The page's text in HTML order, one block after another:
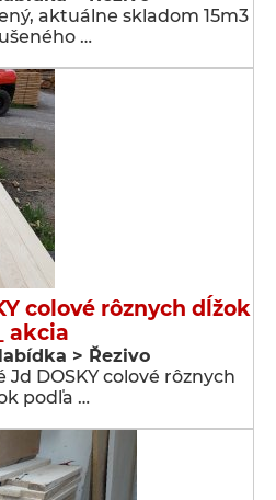
aktuálne skladom 15m3
…
colové rôznych dĺžok
_ akcia
> Řezivo
DOSKY colové rôznych
podľa …